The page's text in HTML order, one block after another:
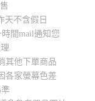
天不含假日
間mail通知您
其他下單商品
各家螢幕色差